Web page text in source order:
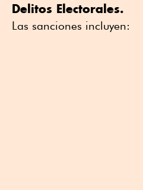
Delitos Electorales.
Las sanciones incluyen: